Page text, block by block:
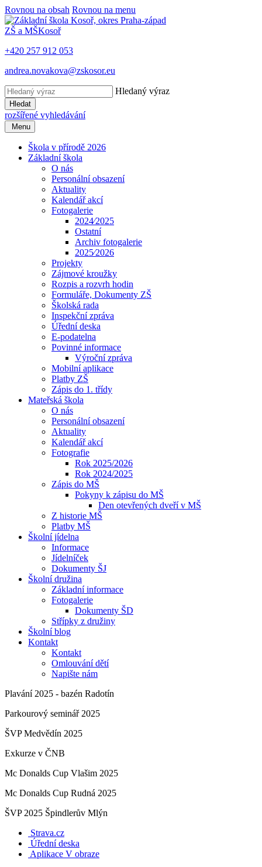
Rovnou na obsah Rovnou na menu
ZŠ a MŠKosoř
+420 257 912 053
andrea.novakova@zskosor.eu
Hledaný výraz
Hledat
rozšířené vyhledávání
Menu
Škola v přírodě 2026
Základní škola
O nás
Personální obsazení
Aktuality
Kalendář akcí
Fotogalerie
2024⁄2025
Ostatní
Archiv fotogalerie
2025⁄2026
Projekty
Zájmové kroužky
Rozpis a rozvrh hodin
Formuláře, Dokumenty ZŠ
Školská rada
Inspekční zpráva
Úřední deska
E-podatelna
Povinné informace
Výroční zpráva
Mobilní aplikace
Platby ZŠ
Zápis do 1. třídy
Mateřská škola
O nás
Personální obsazení
Aktuality
Kalendář akcí
Fotografie
Rok 2025/2026
Rok 2024/2025
Zápis do MŠ
Pokyny k zápisu do MŠ
Den otevřených dveří v MŠ
Z historie MŠ
Platby MŠ
Školní jídelna
Informace
Jídelníček
Dokumenty ŠJ
Školní družina
Základní informace
Fotogalerie
Dokumenty ŠD
Střípky z družiny
Školní blog
Kontakt
Kontakt
Omlouvání dětí
Napište nám
Plavání 2025 - bazén Radotín
Parkourový seminář 2025
ŠVP Medvědín 2025
Exkurze v ČNB
Mc Donalds Cup Vlašim 2025
Mc Donalds Cup Rudná 2025
ŠVP 2025 Špindlerův Mlýn
Strava.cz
Úřední deska
Aplikace V obraze